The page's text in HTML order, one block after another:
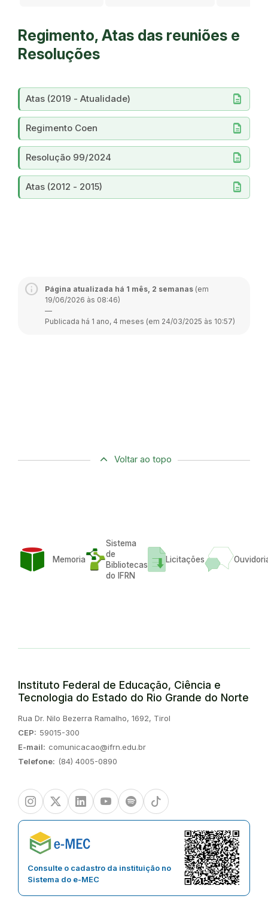
Regimento, Atas das reuniões e
Resoluções
description
Atas (2019 - Atualidade)
description
Regimento Coen
description
Resolução 99/2024
description
Atas (2012 - 2015)
Página atualizada há 1 mês, 2 semanas (em
19/06/2026 às 08:46)
—
Publicada há 1 ano, 4 meses (em 24/03/2025 às 10:57)
Voltar ao topo
Memoria
Sistema
de
Bibliotecas
do IFRN
Licitações
Instituto Federal de Educação, Ciência e
Tecnologia do Estado do Rio Grande do Norte
Endereço:
Rua Dr. Nilo Bezerra Ramalho, 1692, Tirol
CEP: 59015-300
E-mail: comunicacao@ifrn.edu.br
Telefone: (84) 4005-0890
InstagramTwitter/XLinkedinYoutubeSpotify TikTok
Consulte o cadastro da instituição no
Sistema do e-MEC